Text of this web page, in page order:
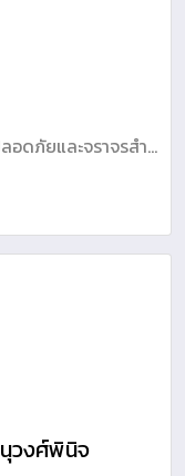
ดภัยและจราจรสำ
วงศ์พินิจ